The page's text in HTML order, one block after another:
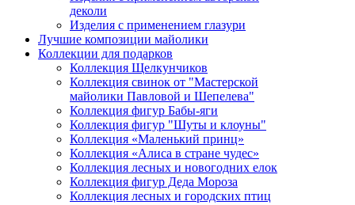
деколи
Изделия с применением глазури
Лучшие композиции майолики
Коллекции для подарков
Коллекция Щелкунчиков
Коллекция свинок от "Мастерской
майолики Павловой и Шепелева"
Коллекция фигур Бабы-яги
Коллекция фигур "Шуты и клоуны"
Коллекция «Маленький принц»
Коллекция «Алиса в стране чудес»
Коллекция лесных и новогодних елок
Коллекция фигур Деда Мороза
Коллекция лесных и городских птиц